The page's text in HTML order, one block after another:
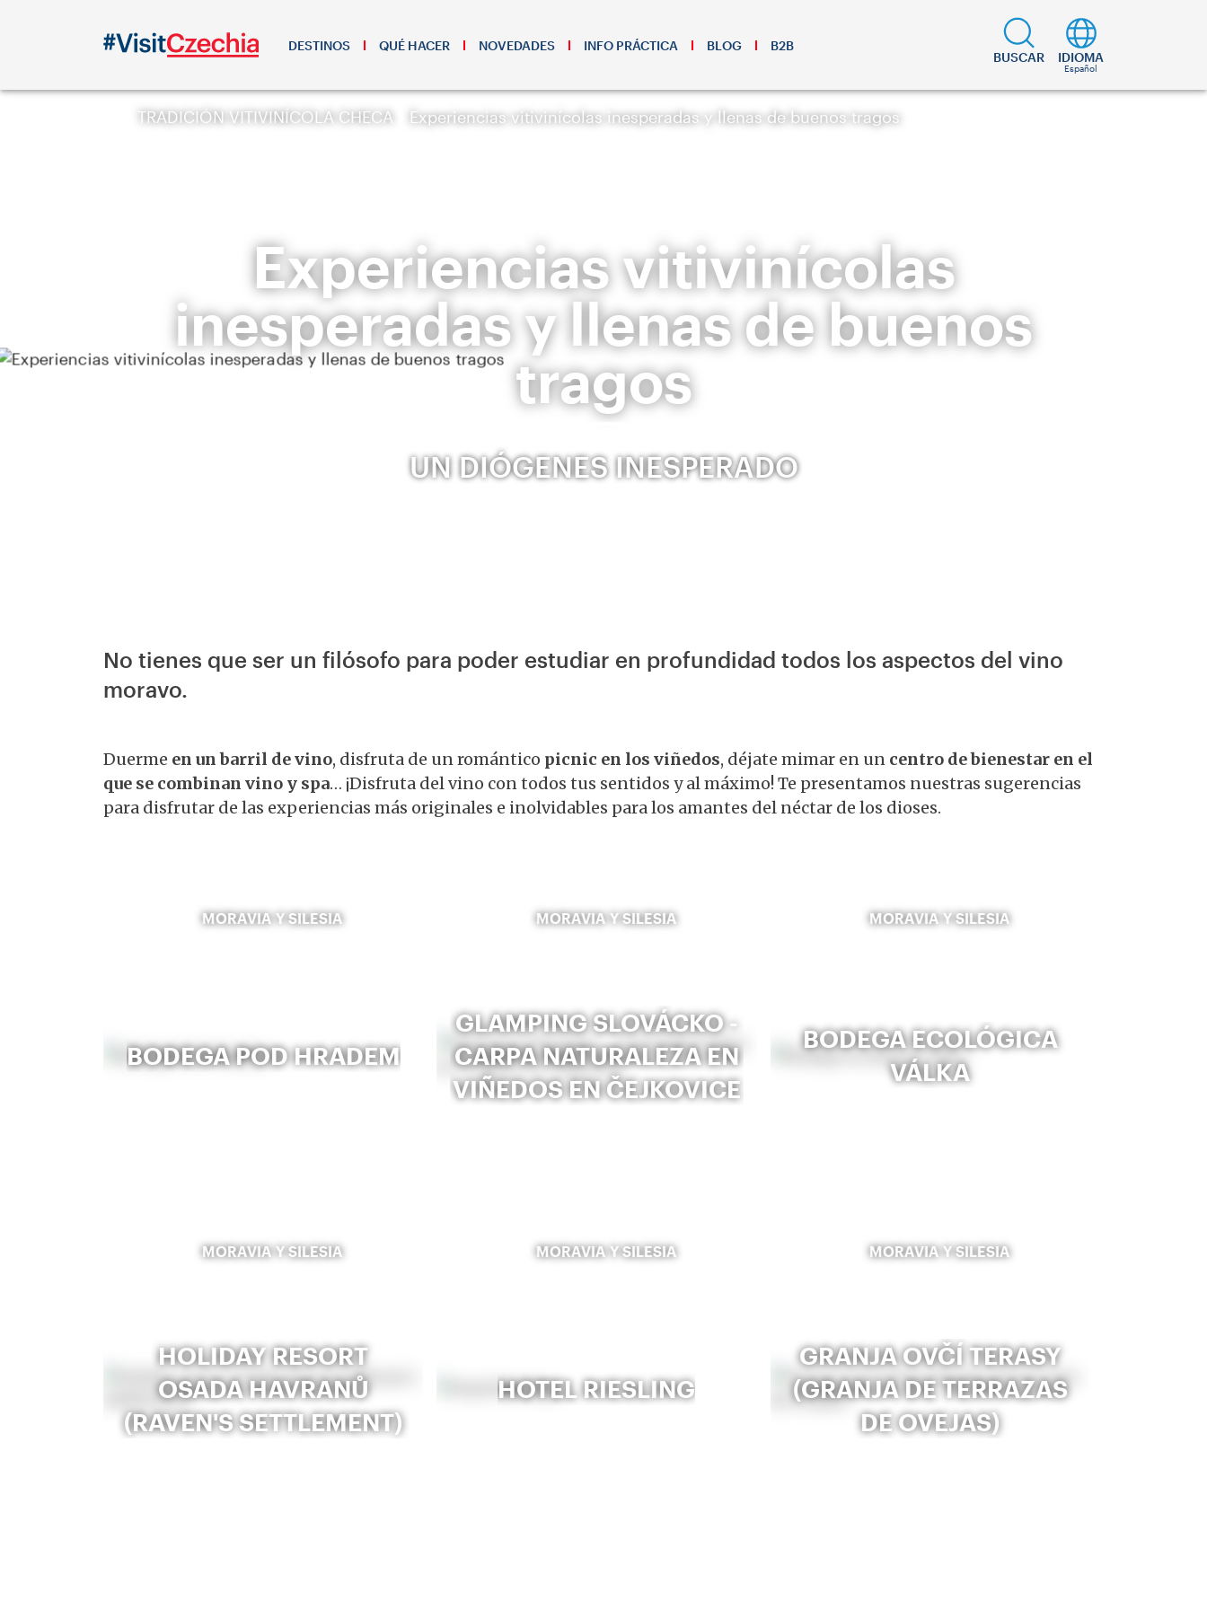
DESTINOS QUÉ HACER NOVEDADES INFO PRÁCTICA BLOG B2B
BUSCAR IDIOMA
Español
TRADICIÓN VITIVINÍCOLA CHECA Experiencias vitivinícolas inesperadas y llenas de buenos tragos
Experiencias vitivinícolas
inesperadas y llenas de buenos
tragos
UN DIÓGENES INESPERADO
No tienes que ser un filósofo para poder estudiar en profundidad todos los aspectos del vino
moravo.
Duerme en un barril de vino, disfruta de un romántico picnic en los viñedos, déjate mimar en un centro de bienestar en el
que se combinan vino y spa… ¡Disfruta del vino con todos tus sentidos y al máximo! Te presentamos nuestras sugerencias
para disfrutar de las experiencias más originales e inolvidables para los amantes del néctar de los dioses.
MORAVIA Y SILESIA
BODEGA POD HRADEM
MORAVIA Y SILESIA
GLAMPING SLOVÁCKO -
CARPA NATURALEZA EN
VIÑEDOS EN ČEJKOVICE
MORAVIA Y SILESIA
BODEGA ECOLÓGICA
VÁLKA
MORAVIA Y SILESIA
HOLIDAY RESORT
OSADA HAVRANŮ
(RAVEN'S SETTLEMENT)
MORAVIA Y SILESIA
HOTEL RIESLING
MORAVIA Y SILESIA
GRANJA OVČÍ TERASY
(GRANJA DE TERRAZAS
DE OVEJAS)